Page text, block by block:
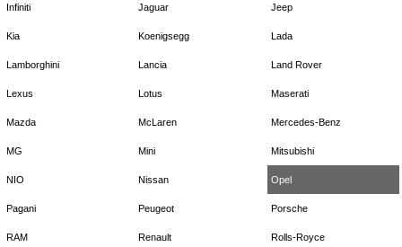
Infiniti Jaguar Jeep
Kia Koenigsegg Lada
Lamborghini Lancia Land Rover
Lexus Lotus Maserati
Mazda McLaren Mercedes-Benz
MG Mini Mitsubishi
NIO Nissan Opel
Pagani Peugeot Porsche
RAM Renault Rolls-Royce